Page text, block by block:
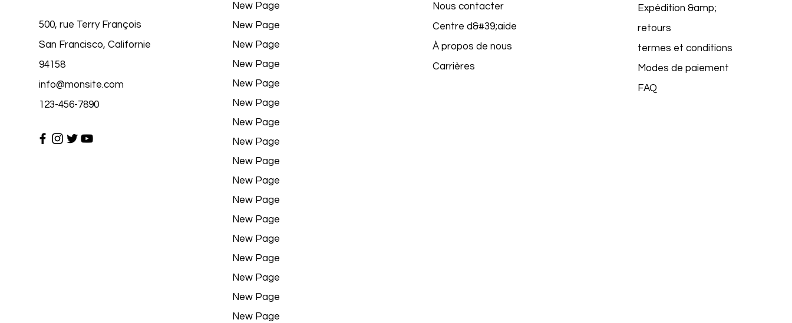
500, rue Terry François
San Francisco, Californie
94158
info@monsite.com
123-456-7890
New Page
New Page
New Page
New Page
New Page
New Page
New Page
New Page
New Page
New Page
New Page
New Page
New Page
New Page
New Page
New Page
New Page
Nous contacter
Centre d&#39;aide
À propos de nous
Carrières
Expédition &amp;
retours
termes et conditions
Modes de paiement
FAQ